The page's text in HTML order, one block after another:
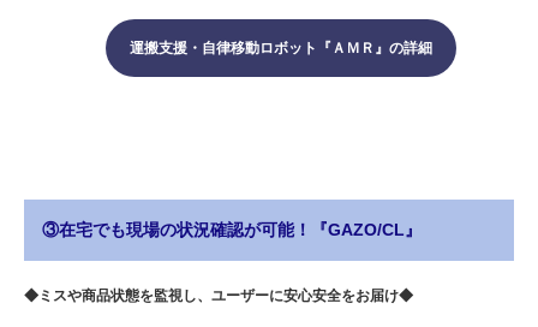
運搬支援・自律移動ロボット『ＡＭＲ』の詳細
③在宅でも現場の状況確認が可能！『GAZO/CL』
◆ミスや商品状態を監視し、ユーザーに安心安全をお届け◆